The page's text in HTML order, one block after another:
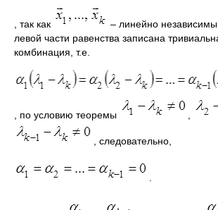
, так как
– линейно
левой части равенства записана
комбинация, т.е.
, по условию теоремы
, следовательно,